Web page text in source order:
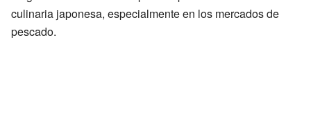
culinaria japonesa, especialmente en los mercados de
pescado.